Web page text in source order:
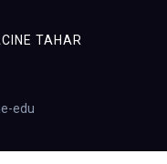
TAHAR
edu